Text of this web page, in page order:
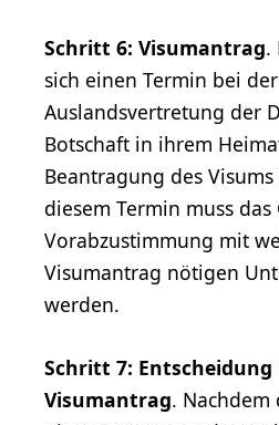
Schritt 6: Visumantrag.
sich einen Termin bei der
Auslandsvertretung der
Botschaft in ihrem
Beantragung des
diesem Termin muss
Vorabzustimmung mit
Visumantrag nötigen
werden.
Schritt 7: Entscheidung
Visumantrag.